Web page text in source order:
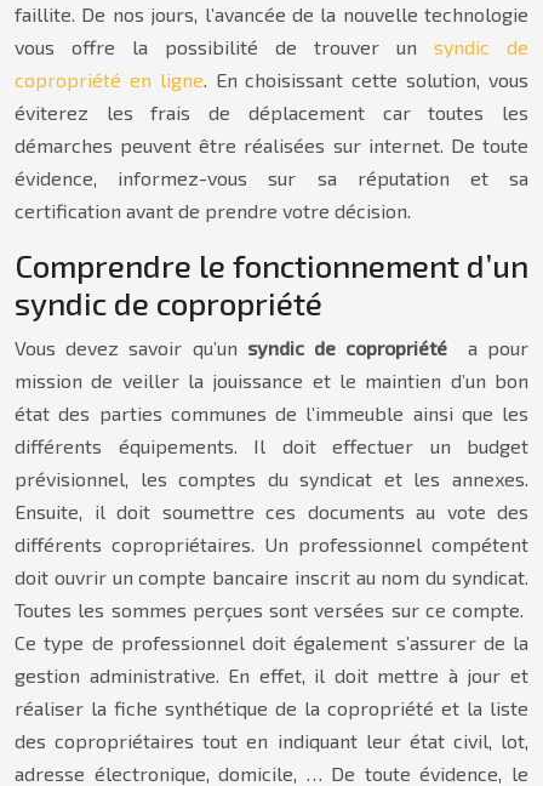
faillite. De nos jours, l’avancée de la nouvelle technologie
vous offre la possibilité de trouver un syndic de
copropriété en ligne. En choisissant cette solution, vous
éviterez les frais de déplacement car toutes les
démarches peuvent être réalisées sur internet. De toute
évidence, informez-vous sur sa réputation et sa
certification avant de prendre votre décision.
Comprendre le fonctionnement d’un
syndic de copropriété
Vous devez savoir qu’un syndic de copropriété
a pour
mission de veiller la jouissance et le maintien d’un bon
état des parties communes de l’immeuble ainsi que les
différents équipements. Il doit effectuer un budget
prévisionnel, les comptes du syndicat et les annexes.
Ensuite, il doit soumettre ces documents au vote des
différents copropriétaires. Un professionnel compétent
doit ouvrir un compte bancaire inscrit au nom du syndicat.
Toutes les sommes perçues sont versées sur ce compte.
Ce type de professionnel doit également s’assurer de la
gestion administrative. En effet, il doit mettre à jour et
réaliser la fiche synthétique de la copropriété et la liste
des copropriétaires tout en indiquant leur état civil, lot,
adresse électronique, domicile, … De toute évidence, le